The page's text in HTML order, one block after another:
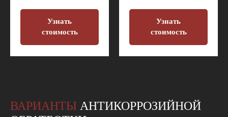
Узнать
стоимость
Узнать
стоимость
ВАРИАНТЫ АНТИКОРРОЗИЙНОЙ